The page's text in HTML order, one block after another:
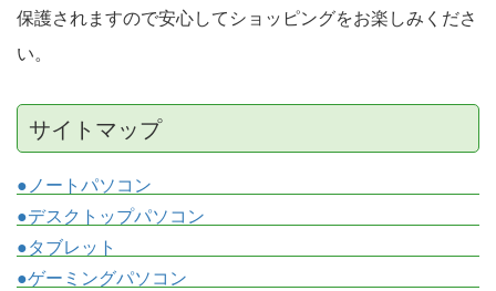
保護されますので安心してショッピングをお楽しみくださ
い。
サイトマップ
●ノートパソコン
●デスクトップパソコン
●タブレット
●ゲーミングパソコン